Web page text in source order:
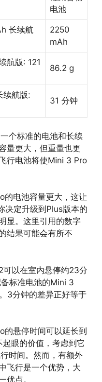
电池
长续航
2250
mAh
航版: 121
86.2 g
续航版:
31 分钟
个标准的电池和长续
量更大，但重量也更
行电池将使Mini 3 Pro
的电池容量更大，这让
决定升级到Plus版本的
显。这里引用的数字
结果可能会有所不
可以在室内悬停约23分
标准电池的Mini 3
3分钟的差异正好等于
悬停时间可以延长到
眼的价值，考虑到它
时间。然而，有额外
飞行是一个优势，大
优点。